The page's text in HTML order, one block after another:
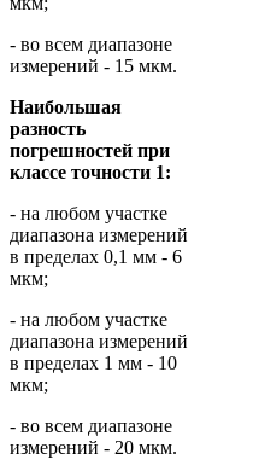
- во всем диапазоне
измерений - 15 мкм.
Наибольшая
разность
погрешностей при
классе точности 1:
- на любом участке
диапазона измерений
в пределах 0,1 мм - 6
мкм;
- на любом участке
диапазона измерений
в пределах 1 мм - 10
мкм;
- во всем диапазоне
измерений - 20 мкм.